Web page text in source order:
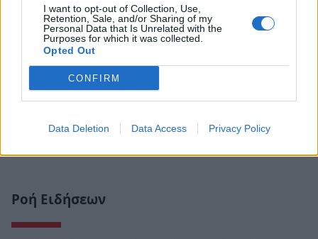
I want to opt-out of Collection, Use,
Retention, Sale, and/or Sharing of my
Personal Data that Is Unrelated with the
Purposes for which it was collected.
Opted Out
CONFIRM
Data Deletion Data Access Privacy Policy
Ροή Ειδήσεων